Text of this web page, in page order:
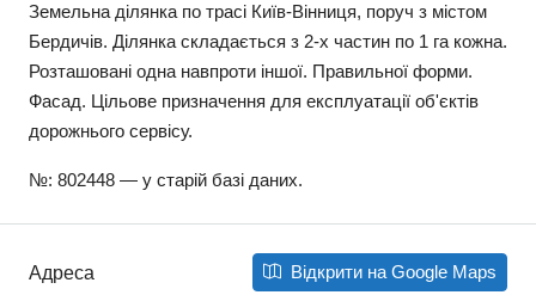
Земельна ділянка по трасі Київ-Вінниця, поруч з містом
Бердичів. Ділянка складається з 2-х частин по 1 га кожна.
Розташовані одна навпроти іншої. Правильної форми.
Фасад. Цільове призначення для експлуатації об'єктів
дорожнього сервісу.
№: 802448 — у старій базі даних.
Адреса Відкрити на Google Maps